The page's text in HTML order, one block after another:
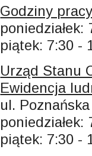
Godziny
piątek: 7:30 -
Urząd Stanu
Ewidencja
ul.
piątek: 7:30 -